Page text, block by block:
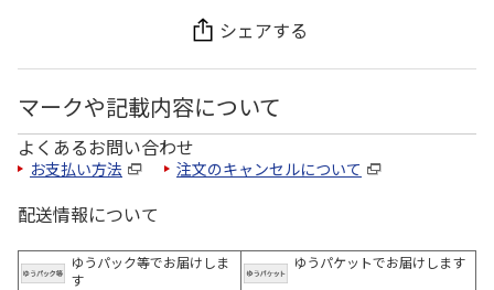
シェアする
マークや記載内容について
よくあるお問い合わせ
お支払い方法 注文のキャンセルについて
配送情報について
ゆうパック等でお届けしま
す
ゆうパケットでお届けします